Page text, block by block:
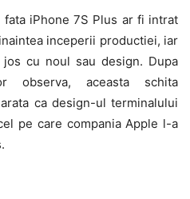
iPhone 7S Plus ar fi intrat
inceperii productiei, iar
cu noul sau design. Dupa
observa, aceasta schita
ca design-ul terminalului
pe care compania Apple l-a